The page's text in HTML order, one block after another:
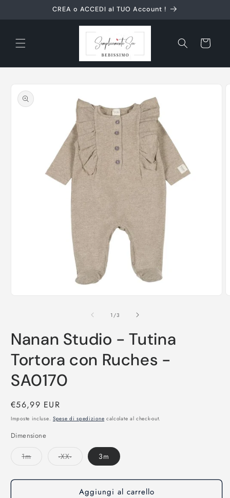
direttamente
ai contenuti
CREA o ACCEDI al TUO Account !
Carrello
informazioni
sul prodotto
finestra
modale
1 /su
3
Nanan Studio - Tutina
Tortora con Ruches -
SA0170
Prezzo
di
€56,99 EUR
Imposte incluse. Spese di spedizione calcolate al check-out.
Dimensione
1mVariante
non
-XX-Variante
esaurita
non
3m
Aggiungi al carrello